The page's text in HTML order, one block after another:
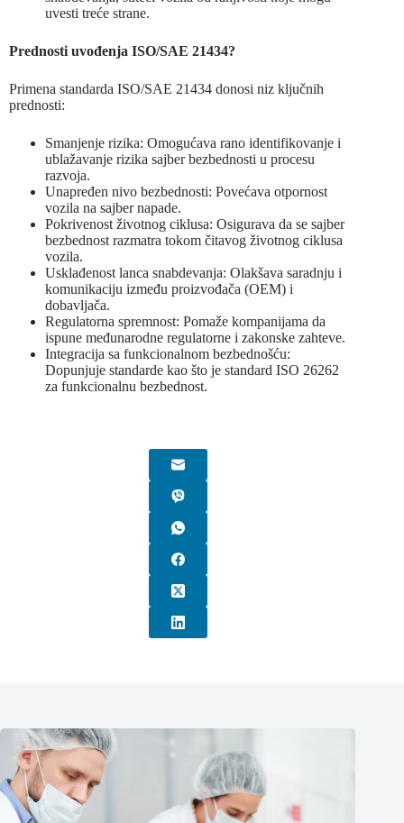
uvesti treće strane.
Prednosti uvođenja ISO/SAE 21434?
Primena standarda ISO/SAE 21434 donosi niz ključnih
prednosti:
Smanjenje rizika: Omogućava rano identifikovanje i
ublažavanje rizika sajber bezbednosti u procesu
razvoja.
Unapređen nivo bezbednosti: Povećava otpornost
vozila na sajber napade.
Pokrivenost životnog ciklusa: Osigurava da se sajber
bezbednost razmatra tokom čitavog životnog ciklusa
vozila.
Usklađenost lanca snabdevanja: Olakšava saradnju i
komunikaciju između proizvođača (OEM) i
dobavljača.
Regulatorna spremnost: Pomaže kompanijama da
ispune međunarodne regulatorne i zakonske zahteve.
Integracija sa funkcionalnom bezbednošću:
Dopunjuje standarde kao što je standard ISO 26262
za funkcionalnu bezbednost.